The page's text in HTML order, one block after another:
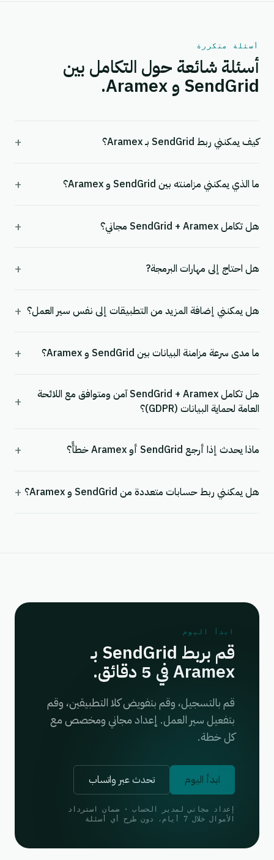
أسئلة متكررة
أسئلة شائعة حول التكامل بين
SendGrid و Aramex.
كيف يمكنني ربط SendGrid بـ Aramex؟ +
ما الذي يمكنني مزامنته بين SendGrid و Aramex؟ +
هل تكامل SendGrid + Aramex مجاني؟ +
هل احتاج إلى مهارات البرمجة? +
هل يمكنني إضافة المزيد من التطبيقات إلى نفس سير العمل؟ +
ما مدى سرعة مزامنة البيانات بين SendGrid و Aramex؟ +
هل تكامل SendGrid + Aramex آمن ومتوافق مع اللائحة
العامة لحماية البيانات (GDPR)؟
+
ماذا يحدث إذا أرجع SendGrid أو Aramex خطأً؟ +
هل يمكنني ربط حسابات متعددة من SendGrid و Aramex؟ +
ابدأ اليوم
قم بربط SendGrid بـ
Aramex في 5 دقائق.
قم بالتسجيل، وقم بتفويض كلا التطبيقين، وقم
بتفعيل سير العمل. إعداد مجاني ومخصص مع
كل خطة.
ابدأ اليوم تحدث عبر واتساب
إعداد مجاني لمدير الحساب · ضمان استرداد
الأموال خلال 7 أيام، دون طرح أي أسئلة